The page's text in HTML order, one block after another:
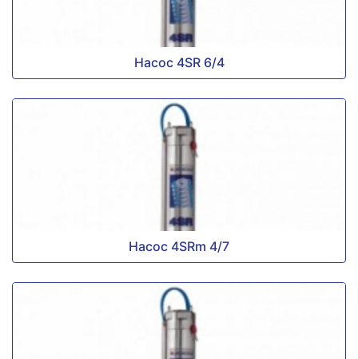
Насос 4SR 6/4
Насос 4SRm 4/7